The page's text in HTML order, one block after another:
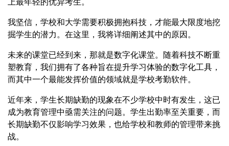
我坚信，学校和大学需要积极拥抱科技，才能最大限度地挖
掘学生的潜力。在这里，我将详细阐述其中的原因。
未来的课堂已经到来，那就是数字化课堂。随着科技不断重
塑教育，我们拥有了各种旨在提升学习体验的数字化工具，
而其中一个最能发挥价值的领域就是学校考勤软件。
近年来，学生长期缺勤的现象在不少学校中时有发生，这已
成为教育管理中亟需关注的问题。学生出勤率至关重要，而
长期缺勤不仅影响学习效果，也给学校和教师的管理带来挑
战。